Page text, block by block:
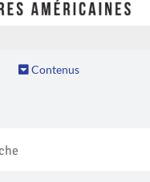
Contenus